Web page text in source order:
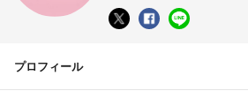
プロフィール